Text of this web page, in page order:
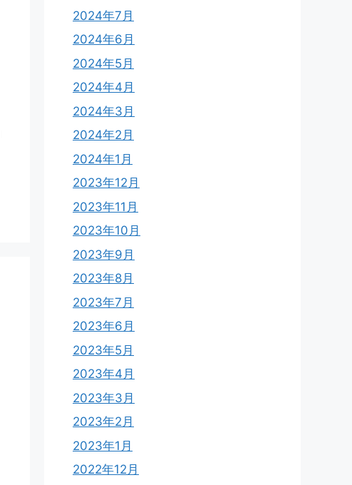
2024年7月
2024年6月
2024年5月
2024年4月
2024年3月
2024年2月
2024年1月
2023年12月
2023年11月
2023年10月
2023年9月
2023年8月
2023年7月
2023年6月
2023年5月
2023年4月
2023年3月
2023年2月
2023年1月
2022年12月